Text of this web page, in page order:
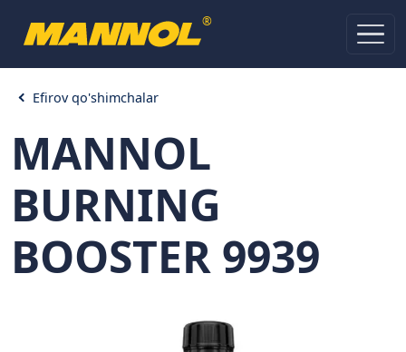
®
Efirov qo'shimchalar
MANNOL
BURNING
BOOSTER 9939